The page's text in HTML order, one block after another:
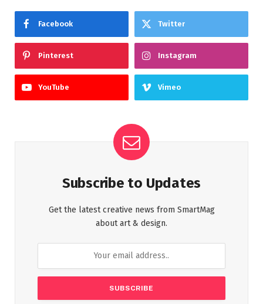
Facebook Twitter
Pinterest Instagram
YouTube Vimeo
Subscribe to Updates
Get the latest creative news from SmartMag
about art & design.